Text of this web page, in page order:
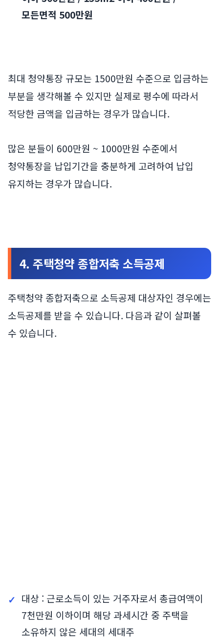
모든면적 500만원
최대 청약통장 규모는 1500만원 수준으로 입금하는
부분을 생각해볼 수 있지만 실제로 평수에 따라서
적당한 금액을 입금하는 경우가 많습니다.
많은 분들이 600만원 ~ 1000만원 수준에서
청약통장을 납입기간을 충분하게 고려하여 납입
유지하는 경우가 많습니다.
4. 주택청약 종합저축 소득공제
주택청약 종합저축으로 소득공제 대상자인 경우에는
소득공제를 받을 수 있습니다. 다음과 같이 살펴볼
수 있습니다.
대상 : 근로소득이 있는 거주자로서 총급여액이
7천만원 이하이며 해당 과세시간 중 주택을
소유하지 않은 세대의 세대주